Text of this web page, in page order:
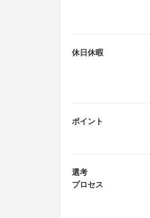
休日休暇
ポイント
選考
プロセス